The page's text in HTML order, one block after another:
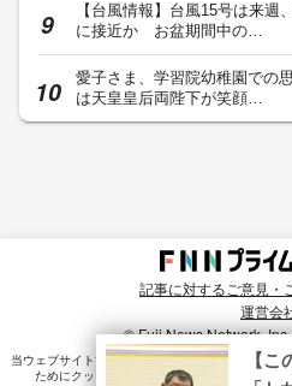
【台風情報】台風15号は来週
に接近か お盆期間中の…
愛子さま、学習院幼稚園での
は天皇皇后両陛下が笑顔…
記事に対するご意見・
運営会
© Fuji News Network,
当ウェブサイトでは、ユーザのニーズ・興味・関⼼
ためにクッキーを使⽤しています。詳細は、
【こ